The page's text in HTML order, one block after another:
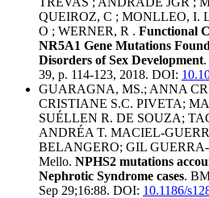
QUEIROZ, C ; MONLLEO, I.
O ; WERNER, R . Functional
NR5A1 Gene Mutations
Disorders of Sex Development
39, p. 114-123, 2018. DOI:
GUARAGNA, MS.; ANNA
CRISTIANE S.C. PIVETA;
SUÉLLEN R. DE SOUZA;
ANDRÉA T. MACIEL-
BELANGERO; GIL
Mello. NPHS2 mutations
Nephrotic Syndrome cases.
Sep 29;16:88. DOI: 10.1186/